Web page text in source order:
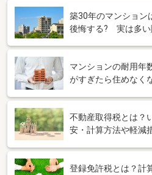
築30年のマンション
後悔する? 実は多い
マンションの耐用年
がすぎたら住めなく
不動産取得税とは？
安・計算方法や軽減
登録免許税とは？計